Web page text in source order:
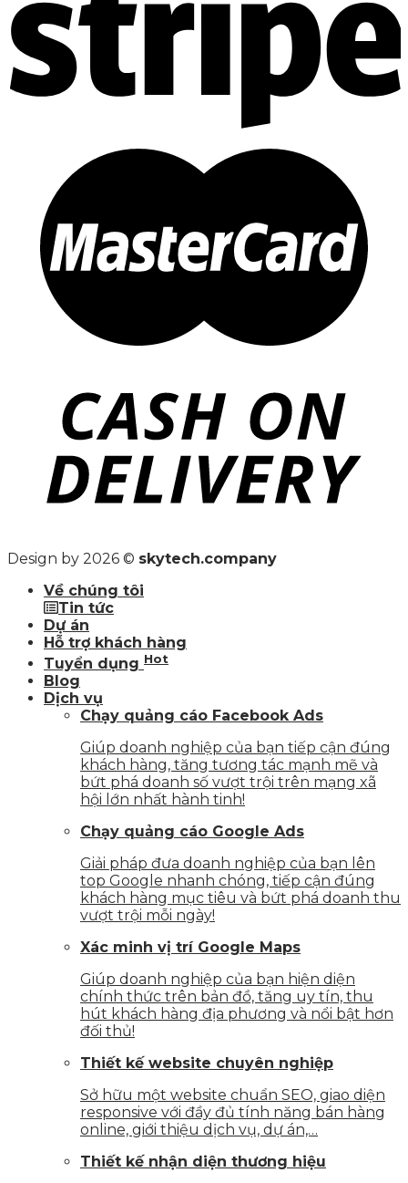
Design by 2026 © skytech.company
Về chúng tôi
Tin tức
Dự án
Hỗ trợ khách hàng
Tuyển dụng Hot
Blog
Dịch vụ
Chạy quảng cáo Facebook Ads
Giúp doanh nghiệp của bạn tiếp cận đúng
khách hàng, tăng tương tác mạnh mẽ và
bứt phá doanh số vượt trội trên mạng xã
hội lớn nhất hành tinh!
Chạy quảng cáo Google Ads
Giải pháp đưa doanh nghiệp của bạn lên
top Google nhanh chóng, tiếp cận đúng
khách hàng mục tiêu và bứt phá doanh thu
vượt trội mỗi ngày!
Xác minh vị trí Google Maps
Giúp doanh nghiệp của bạn hiện diện
chính thức trên bản đồ, tăng uy tín, thu
hút khách hàng địa phương và nổi bật hơn
đối thủ!
Thiết kế website chuyên nghiệp
Sở hữu một website chuẩn SEO, giao diện
responsive với đầy đủ tính năng bán hàng
online, giới thiệu dịch vụ, dự án,…
Thiết kế nhận diện thương hiệu